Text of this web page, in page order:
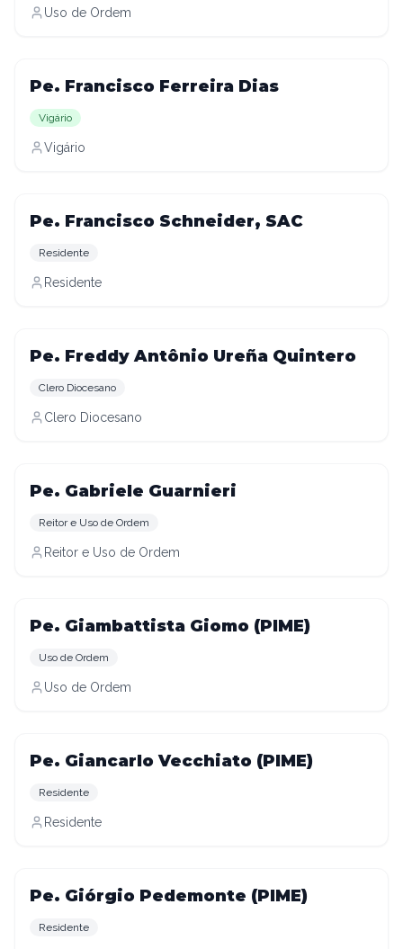
Uso de Ordem
Pe. Francisco Ferreira Dias
Vigário
Vigário
Pe. Francisco Schneider, SAC
Residente
Residente
Pe. Freddy Antônio Ureña Quintero
Clero Diocesano
Clero Diocesano
Pe. Gabriele Guarnieri
Reitor e Uso de Ordem
Reitor e Uso de Ordem
Pe. Giambattista Giomo (PIME)
Uso de Ordem
Uso de Ordem
Pe. Giancarlo Vecchiato (PIME)
Residente
Residente
Pe. Giórgio Pedemonte (PIME)
Residente